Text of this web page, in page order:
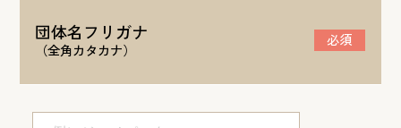
団体名フリガナ
（全角カタカナ）
必須